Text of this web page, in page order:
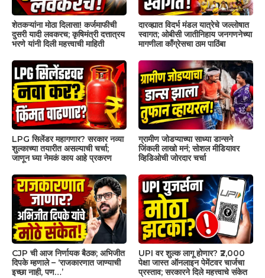
शेतकऱ्यांना मोठा दिलासा! कर्जमाफीची
दुसरी यादी लवकरच; कृषिमंत्री दत्तात्रय
भरणे यांनी दिली महत्त्वाची माहिती
दारव्ह्यात विदर्भ मंडल यात्रेचे जल्लोषात
स्वागत; ओबीसी जातीनिहाय जनगणनेच्या
मागणीला काँग्रेसचा ठाम पाठिंबा
LPG सिलेंडर महागणार? सरकार नव्या
शुल्काच्या तयारीत असल्याची चर्चा;
जाणून घ्या नेमकं काय आहे प्रकरण
ग्रामीण जोडप्याच्या साध्या डान्सने
जिंकली लाखो मनं; सोशल मीडियावर
व्हिडिओची जोरदार चर्चा
CJP ची आज निर्णायक बैठक; अभिजीत
दिपके म्हणाले – ‘राजकारणात जाण्याची
इच्छा नाही, पण…’
UPI वर शुल्क लागू होणार? ₹2,000
पेक्षा जास्त ऑनलाइन पेमेंटवर चार्जचा
प्रस्ताव; सरकारने दिले महत्त्वाचे संकेत